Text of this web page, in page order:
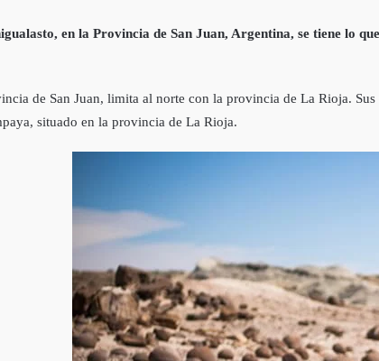
en la Provincia de San Juan, Argentina, se tiene lo
de San Juan, limita al norte con la provincia de La Rioja.
situado en la provincia de La Rioja.